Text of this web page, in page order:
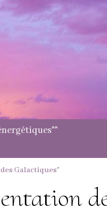
stage "présentation
Galactiques"